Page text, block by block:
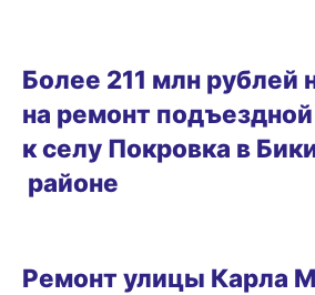
Более 211 млн рублей
на ремонт
к селу Покровка в
районе
Ремонт улицы Карла